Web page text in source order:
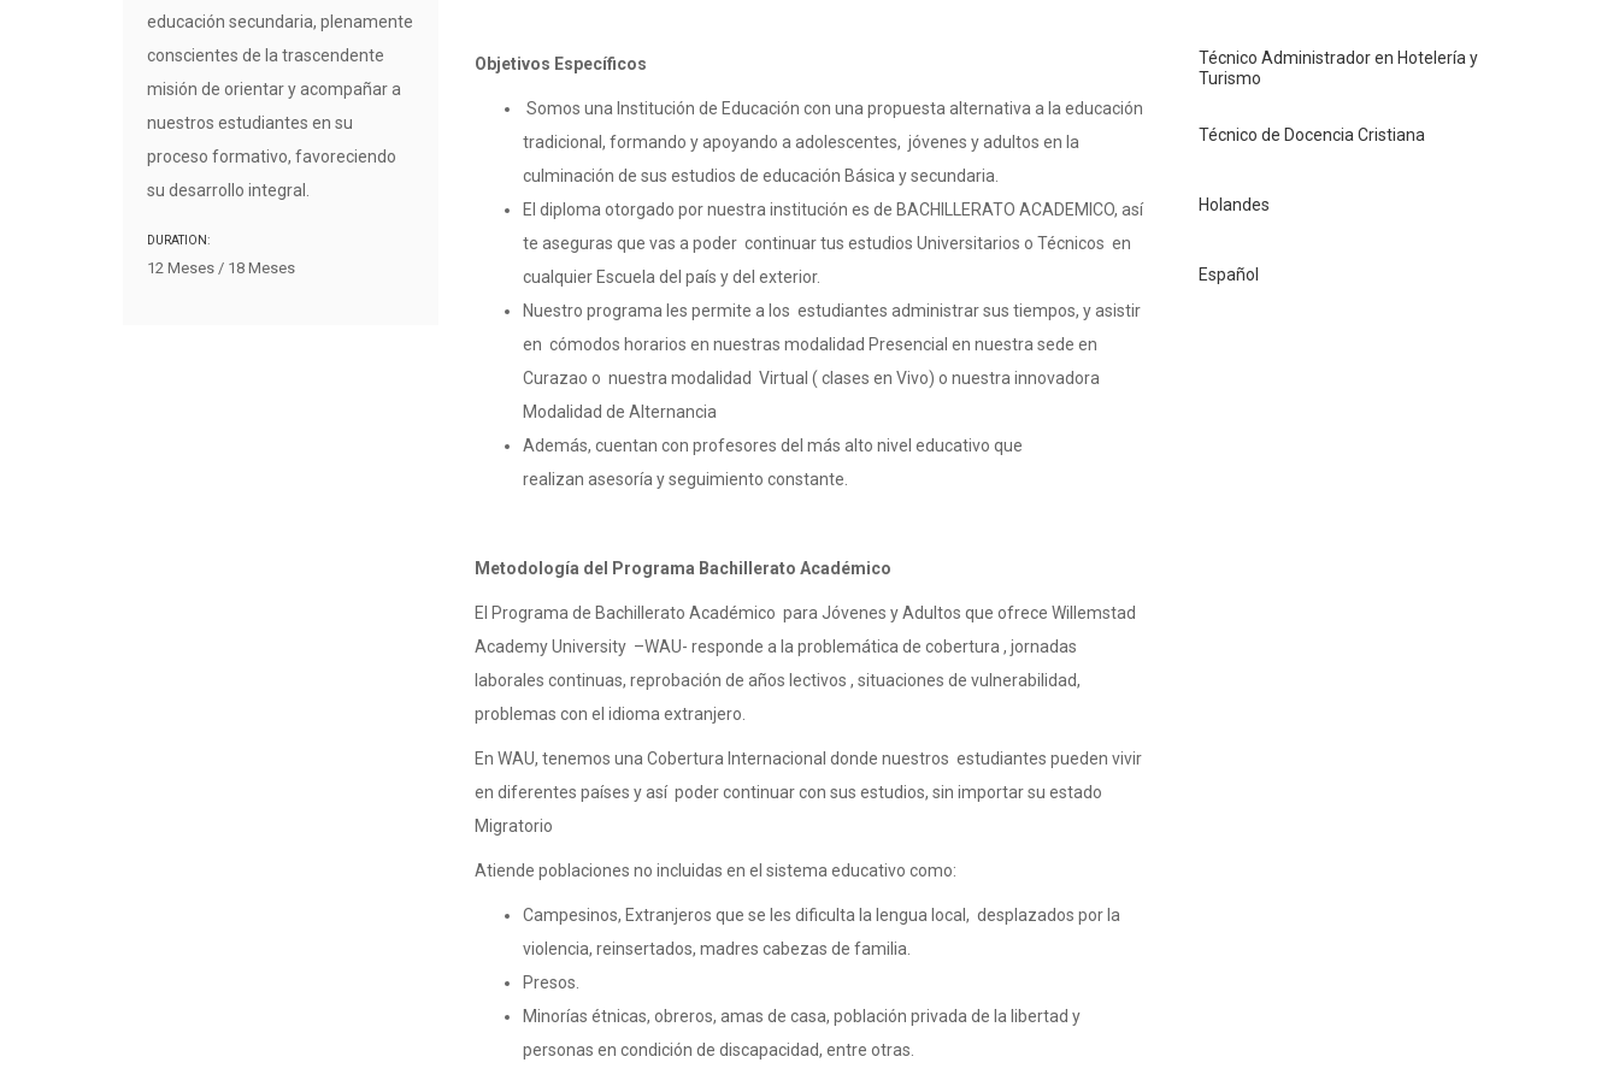
educación secundaria, plenamente
conscientes de la trascendente
misión de orientar y acompañar a
nuestros estudiantes en su
proceso formativo, favoreciendo
su desarrollo integral.
DURATION:
12 Meses / 18 Meses
Objetivos Específicos
Somos una Institución de Educación con una propuesta alternativa a la educación
tradicional, formando y apoyando a adolescentes, jóvenes y adultos en la
culminación de sus estudios de educación Básica y secundaria.
El diploma otorgado por nuestra institución es de BACHILLERATO ACADEMICO, así
te aseguras que vas a poder continuar tus estudios Universitarios o Técnicos en
cualquier Escuela del país y del exterior.
Nuestro programa les permite a los estudiantes administrar sus tiempos, y asistir
en cómodos horarios en nuestras modalidad Presencial en nuestra sede en
Curazao o nuestra modalidad Virtual ( clases en Vivo) o nuestra innovadora
Modalidad de Alternancia
Además, cuentan con profesores del más alto nivel educativo que
realizan asesoría y seguimiento constante.
Metodología del Programa Bachillerato Académico
El Programa de Bachillerato Académico para Jóvenes y Adultos que ofrece Willemstad
Academy University –WAU- responde a la problemática de cobertura , jornadas
laborales continuas, reprobación de años lectivos , situaciones de vulnerabilidad,
problemas con el idioma extranjero.
En WAU, tenemos una Cobertura Internacional donde nuestros estudiantes pueden vivir
en diferentes países y así poder continuar con sus estudios, sin importar su estado
Migratorio
Atiende poblaciones no incluidas en el sistema educativo como:
Campesinos, Extranjeros que se les dificulta la lengua local, desplazados por la
violencia, reinsertados, madres cabezas de familia.
Presos.
Minorías étnicas, obreros, amas de casa, población privada de la libertad y
personas en condición de discapacidad, entre otras.
Técnico Administrador en Hotelería y
Turismo
Técnico de Docencia Cristiana
Holandes
Español